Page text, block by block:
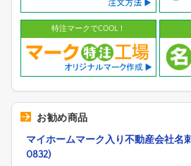
特注マークでCOOL！
お勧め商品
マイホームマーク入り不動産会社名
0832)